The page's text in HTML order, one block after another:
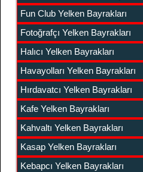
Fun Club Yelken Bayrakları
Fotoğrafçı Yelken Bayrakları
Halıcı Yelken Bayrakları
Havayolları Yelken Bayrakları
Hırdavatcı Yelken Bayrakları
Kafe Yelken Bayrakları
Kahvaltı Yelken Bayrakları
Kasap Yelken Bayrakları
Kebapcı Yelken Bayrakları